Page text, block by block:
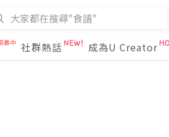
社群熱話 成為U Creator